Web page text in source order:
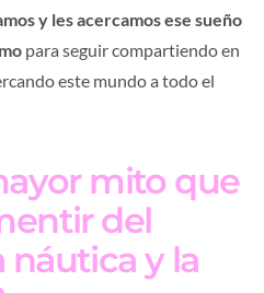
y les acercamos ese sueño
para seguir compartiendo en
este mundo a todo el
mito que
del
y la